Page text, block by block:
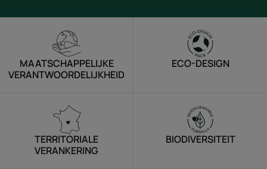
MAATSCHAPPELIJKE
VERANTWOORDELIJKHEID
ECO-DESIGN
TERRITORIALE
VERANKERING
BIODIVERSITEIT